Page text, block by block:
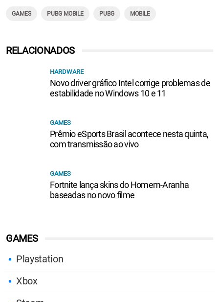
GAMES PUBG MOBILE PUBG MOBILE
GAMES
Playstation
Xbox
RELACIONADOS
HARDWARE
Novo driver gráfico Intel corrige problemas de
estabilidade no Windows 10 e 11
GAMES
Prêmio eSports Brasil acontece nesta quinta,
com transmissão ao vivo
GAMES
Fortnite lança skins do Homem-Aranha
baseadas no novo filme